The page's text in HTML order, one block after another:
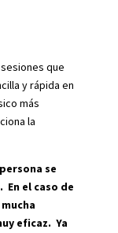
que
y rápida en
más
la
se
En el caso de
eficaz. Ya